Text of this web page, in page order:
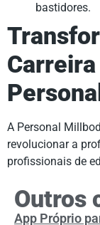
bastidores.
A Personal
revolucionar a
profissionais de
Outros
App Próprio